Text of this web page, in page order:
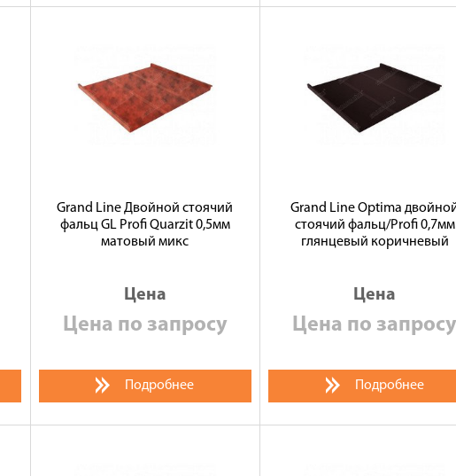
Grand Line Двойной стоячий
фальц GL Profi Quarzit 0,5мм
матовый микс
Цена
Цена по запросу
Подробнее
Grand Line Optima
стоячий фальц/Profi 0,7мм
глянцевый коричневый
Цена
Цена по запросу
Подробнее